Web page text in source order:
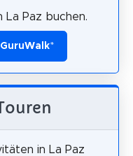
Paz buchen.
*
in La Paz